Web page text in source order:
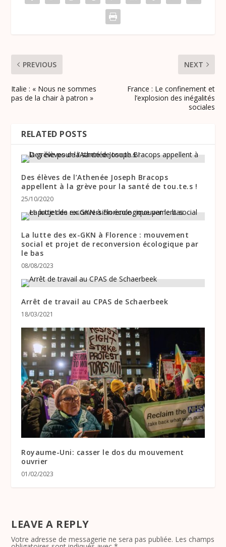
PREVIOUS
Italie : « Nous ne sommes
pas de la chair à patron »
NEXT
France : Le confinement et
l’explosion des inégalités
sociales
RELATED POSTS
Des élèves de l’Athenée Joseph Bracops
appellent à la grève pour la santé de tou.te.s !
25/10/2020
La lutte des ex-GKN à Florence : mouvement
social et projet de reconversion écologique par
le bas
08/08/2023
Arrêt de travail au CPAS de Schaerbeek
18/03/2021
Royaume-Uni: casser le dos du mouvement
ouvrier
01/02/2023
LEAVE A REPLY
Votre adresse de messagerie ne sera pas publiée. Les champs